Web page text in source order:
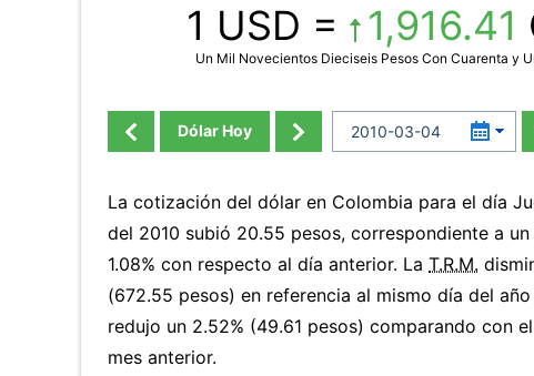
1 USD = 1,916.41
Un Mil Novecientos Dieciseis Pesos Con Cuarenta y
Dólar Hoy
La cotización del dólar en Colombia para el día
del 2010 subió 20.55 pesos, correspondiente a
1.08% con respecto al día anterior. La T.R.M.
(672.55 pesos) en referencia al mismo día del
redujo un 2.52% (49.61 pesos) comparando con
mes anterior.